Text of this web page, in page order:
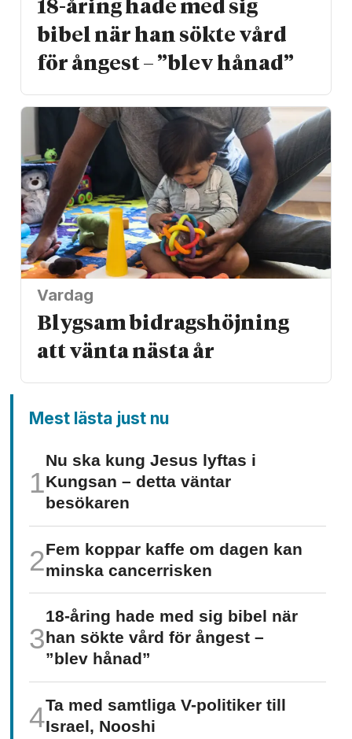
18-åring hade med sig
bibel när han sökte vård
för ångest – ”blev hånad”
Vardag
Blygsam bidrags­höjning
att vänta nästa år
Mest lästa just nu
Nu ska kung Jesus lyftas i
Kungsan – detta väntar
besökaren
Fem koppar kaffe om dagen kan
minska cancer­risken
18-åring hade med sig bibel när
han sökte vård för ångest –
”blev hånad”
Ta med samtliga V-politiker till
Israel, Nooshi